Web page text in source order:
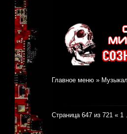
Главное меню »
Страница 647 из 721 « 1